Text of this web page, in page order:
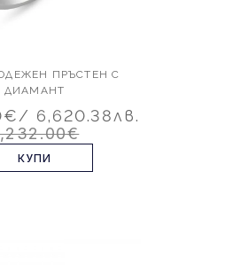
ПРЪСТЕН С
ДИАМАНТ
/ 6,620.38лв.
КУПИ